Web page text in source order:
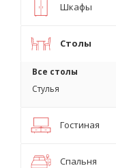
Шкафы
Столы
Все столы
Стулья
Гостиная
Спальня